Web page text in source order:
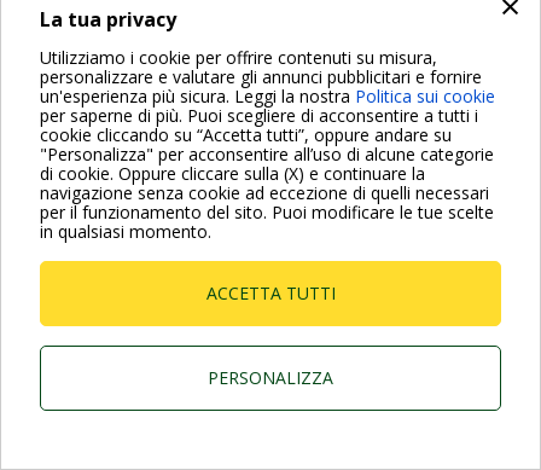
La tua privacy
Utilizziamo i cookie per offrire contenuti su misura,
personalizzare e valutare gli annunci pubblicitari e fornire
un'esperienza più sicura. Leggi la nostra Politica sui cookie
per saperne di più. Puoi scegliere di acconsentire a tutti i
cookie cliccando su “Accetta tutti”, oppure andare su
"Personalizza" per acconsentire all’uso di alcune categorie
di cookie. Oppure cliccare sulla (X) e continuare la
navigazione senza cookie ad eccezione di quelli necessari
per il funzionamento del sito. Puoi modificare le tue scelte
in qualsiasi momento.
ACCETTA TUTTI
PERSONALIZZA
Dab Pumps Spa © Via Marco Polo, 14 Mestrino
Padova - Italy Tel. +39.049.5125000 Fax
P.I. 03675230282 - R.E.A. Padova N. 328200- Cap.
Soc. Euro €10.000.000 i.v.